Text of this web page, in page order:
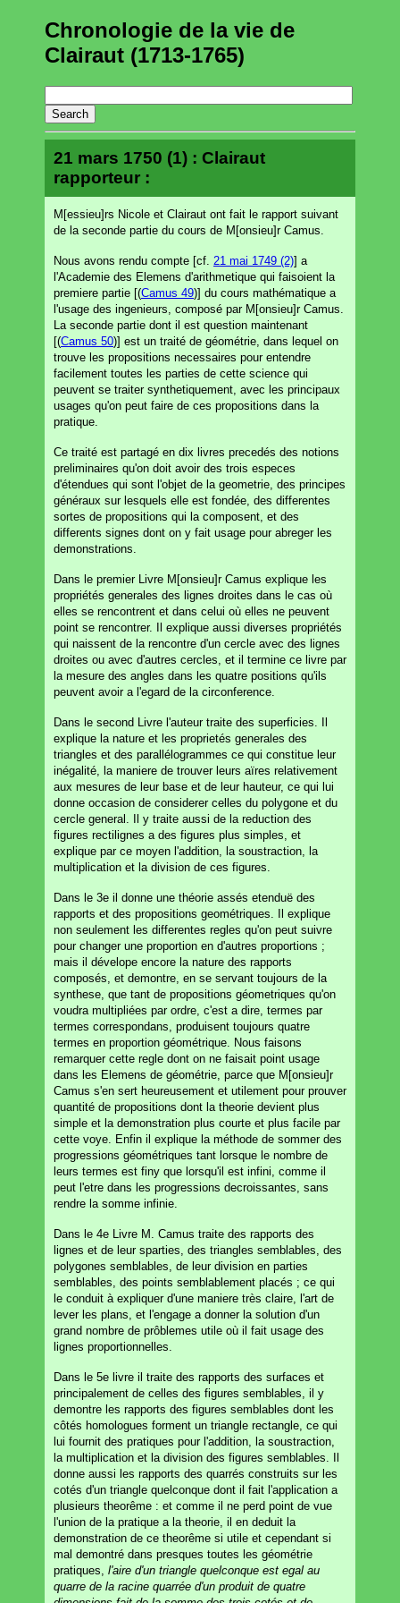
Chronologie de la vie de
Clairaut (1713-1765)
21 mars 1750 (1) : Clairaut
rapporteur :
M[essieu]rs Nicole et Clairaut ont fait le rapport suivant
de la seconde partie du cours de M[onsieu]r Camus.
Nous avons rendu compte [cf. 21 mai 1749 (2)] a
l'Academie des Elemens d'arithmetique qui faisoient la
premiere partie [(Camus 49)] du cours mathématique a
l'usage des ingenieurs, composé par M[onsieu]r Camus.
La seconde partie dont il est question maintenant
[(Camus 50)] est un traité de géométrie, dans lequel on
trouve les propositions necessaires pour entendre
facilement toutes les parties de cette science qui
peuvent se traiter synthetiquement, avec les principaux
usages qu'on peut faire de ces propositions dans la
pratique.
Ce traité est partagé en dix livres precedés des notions
preliminaires qu'on doit avoir des trois especes
d'étendues qui sont l'objet de la geometrie, des principes
généraux sur lesquels elle est fondée, des differentes
sortes de propositions qui la composent, et des
differents signes dont on y fait usage pour abreger les
demonstrations.
Dans le premier Livre M[onsieu]r Camus explique les
propriétés generales des lignes droites dans le cas où
elles se rencontrent et dans celui où elles ne peuvent
point se rencontrer. Il explique aussi diverses propriétés
qui naissent de la rencontre d'un cercle avec des lignes
droites ou avec d'autres cercles, et il termine ce livre par
la mesure des angles dans les quatre positions qu'ils
peuvent avoir a l'egard de la circonference.
Dans le second Livre l'auteur traite des superficies. Il
explique la nature et les proprietés generales des
triangles et des parallélogrammes ce qui constitue leur
inégalité, la maniere de trouver leurs aïres relativement
aux mesures de leur base et de leur hauteur, ce qui lui
donne occasion de considerer celles du polygone et du
cercle general. Il y traite aussi de la reduction des
figures rectilignes a des figures plus simples, et
explique par ce moyen l'addition, la soustraction, la
multiplication et la division de ces figures.
Dans le 3e il donne une théorie assés etenduë des
rapports et des propositions geométriques. Il explique
non seulement les differentes regles qu'on peut suivre
pour changer une proportion en d'autres proportions ;
mais il dévelope encore la nature des rapports
composés, et demontre, en se servant toujours de la
synthese, que tant de propositions géometriques qu'on
voudra multipliées par ordre, c'est a dire, termes par
termes correspondans, produisent toujours quatre
termes en proportion géométrique. Nous faisons
remarquer cette regle dont on ne faisait point usage
dans les Elemens de géométrie, parce que M[onsieu]r
Camus s'en sert heureusement et utilement pour prouver
quantité de propositions dont la theorie devient plus
simple et la demonstration plus courte et plus facile par
cette voye. Enfin il explique la méthode de sommer des
progressions géométriques tant lorsque le nombre de
leurs termes est finy que lorsqu'il est infini, comme il
peut l'etre dans les progressions decroissantes, sans
rendre la somme infinie.
Dans le 4e Livre M. Camus traite des rapports des
lignes et de leur sparties, des triangles semblables, des
polygones semblables, de leur division en parties
semblables, des points semblablement placés ; ce qui
le conduit à expliquer d'une maniere très claire, l'art de
lever les plans, et l'engage a donner la solution d'un
grand nombre de prôblemes utile où il fait usage des
lignes proportionnelles.
Dans le 5e livre il traite des rapports des surfaces et
principalement de celles des figures semblables, il y
demontre les rapports des figures semblables dont les
côtés homologues forment un triangle rectangle, ce qui
lui fournit des pratiques pour l'addition, la soustraction,
la multiplication et la division des figures semblables. Il
donne aussi les rapports des quarrés construits sur les
cotés d'un triangle quelconque dont il fait l'application a
plusieurs theorême : et comme il ne perd point de vue
l'union de la pratique a la theorie, il en deduit la
demonstration de ce theorême si utile et cependant si
mal demontré dans presques toutes les géométrie
pratiques, l'aire d'un triangle quelconque est egal au
quarre de la racine quarrée d'un produit de quatre